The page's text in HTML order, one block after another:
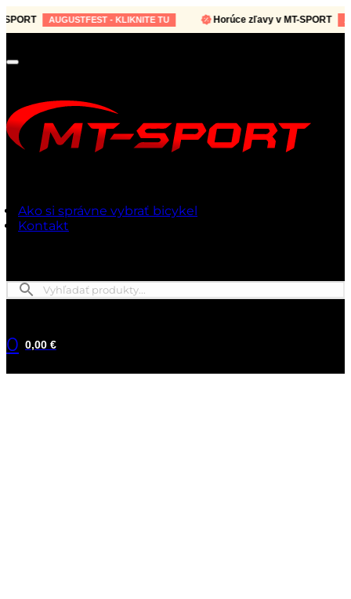
AUGUSTFEST - KLIKNITE TU Horúce zľavy v MT-SPORT
Ako si správne vybrať bicykel
Kontakt
0 0,00 €